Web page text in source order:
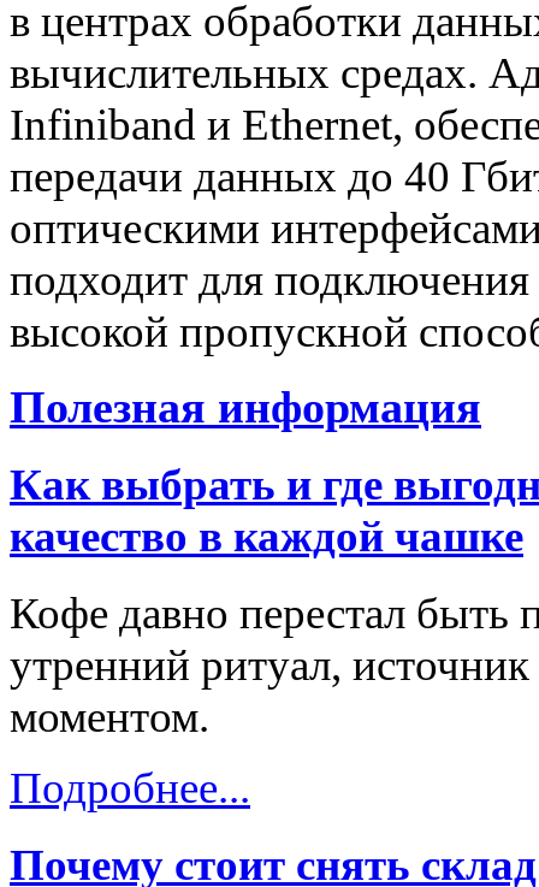
в центрах обработки
вычислительных средах.
Infiniband и Ethernet,
передачи данных до 40
оптическими
подходит для
высокой пропускной
Полезная информация
Как выбрать и где
качество в каждой чашке
Кофе давно перестал
утренний ритуал,
моментом.
Подробнее...
Почему стоит снять